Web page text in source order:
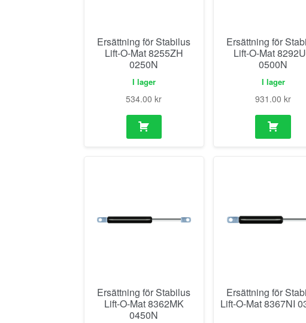
Ersättning för Stabilus
Lift-O-Mat 8255ZH
0250N
I lager
534.00kr
Ersättning för
Lift-O-Mat
0500N
I lager
931.00kr
Ersättning för Stabilus
Lift-O-Mat 8362MK
0450N
Ersättning för
Lift-O-Mat 8367NI